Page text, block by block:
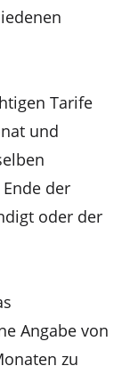
Tarife
und
der
oder der
Angabe von
zu